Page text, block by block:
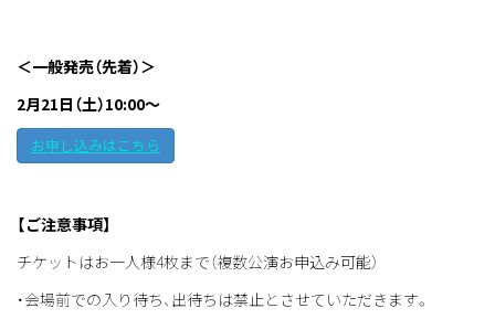
＜一般発売（先着）＞
2月21日（土）10:00～
お申し込みはこちら
【ご注意事項】
チケットはお一人様4枚まで（複数公演お申込み可能）
・会場前での入り待ち、出待ちは禁止とさせていただきます。